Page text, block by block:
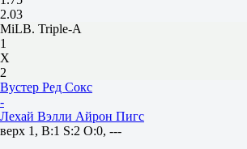
2.03
MiLB. Triple-A
1
Х
2
Вустер Ред Сокс
-
Лехай Вэлли Айрон Пигс
верх 1, B:1 S:2 O:0, ---